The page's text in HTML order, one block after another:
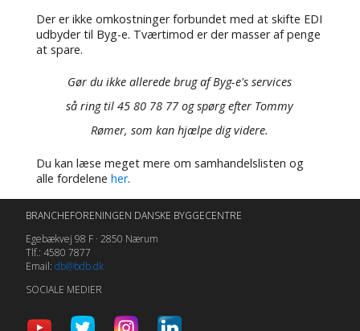
Der er ikke omkostninger forbundet med at skifte EDI
udbyder til Byg-e. Tværtimod er der masser af penge
at spare.
Gør du ikke allerede brug af Byg-e's services
så ring til 45 80 78 77 og spørg efter Tommy
Rømer, som kan hjælpe dig videre.
Du kan læse meget mere om samhandelslisten og
alle fordelene her.
BRANCHEFORENINGEN DANSKE BYGGECENTRE
Egebækvej 98 F · 2850 Nærum
Tlf.: 4580 7877
Email:db@bdb.dk
SOCIALE MEDIER